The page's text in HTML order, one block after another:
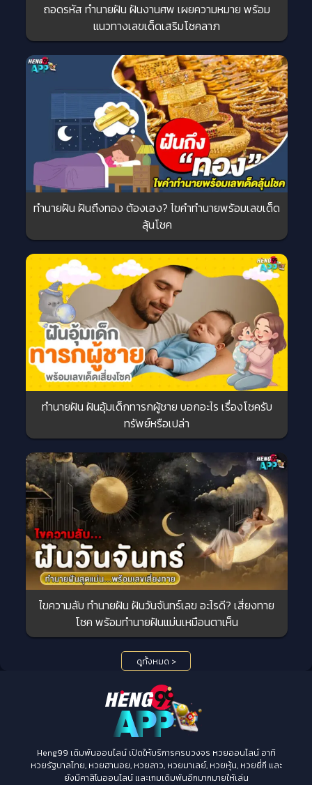
ถอดรหัส ทำนายฝัน ฝันงานศพ เผยความหมาย พร้อม
แนวทางเลขเด็ดเสริมโชคลาภ
ทำนายฝัน ฝันถึงทอง ต้องเฮง? ไขคำทำนายพร้อมเลขเด็ด
ลุ้นโชค
ทำนายฝัน ฝันอุ้มเด็กทารกผู้ชาย บอกอะไร เรื่องโชครับ
ทรัพย์หรือเปล่า
ไขความลับ ทำนายฝัน ฝันวันจันทร์เลข อะไรดี? เสี่ยงทาย
โชค พร้อมทำนายฝันแม่นเหมือนตาเห็น
ดูทั้งหมด >
Heng99 เดิมพันออนไลน์ เปิดให้บริการครบวงจร หวยออนไลน์ อาทิ
หวยรัฐบาลไทย, หวยฮานอย, หวยลาว, หวยมาเลย์, หวยหุ้น, หวยยี่กี และ
ยังมีคาสิโนออนไลน์ และเกมเดิมพันอีกมากมายให้เล่น